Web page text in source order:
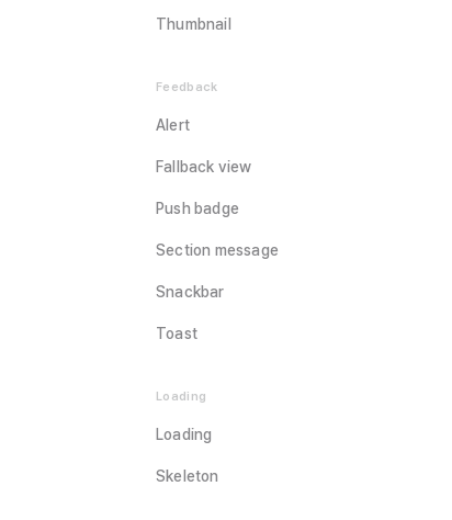
Thumbnail
Feedback
Alert
Fallback view
Push badge
Section message
Snackbar
Toast
Loading
Loading
Skeleton